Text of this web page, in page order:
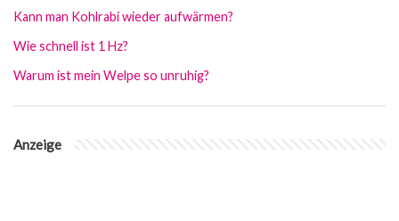
Kann man Kohlrabi wieder aufwärmen?
Wie schnell ist 1 Hz?
Warum ist mein Welpe so unruhig?
Anzeige